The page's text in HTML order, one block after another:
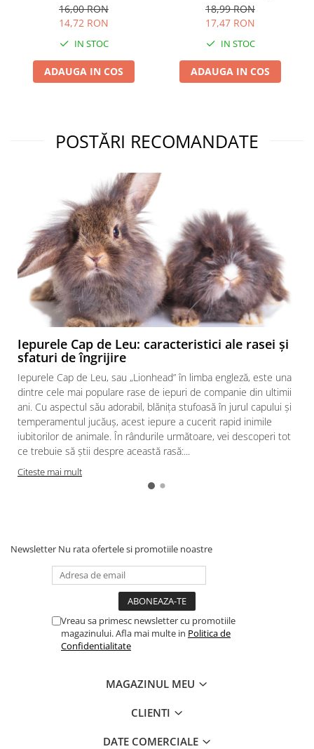
16,00 RON
14,72 RON
IN STOC
ADAUGA IN COS
18,99 RON
17,47 RON
IN STOC
ADAUGA IN COS
POSTĂRI RECOMANDATE
Iepurele Cap de Leu: caracteristici ale rasei și
sfaturi de îngrijire
Iepurele Cap de Leu, sau „Lionhead” în limba engleză, este una
dintre cele mai populare rase de iepuri de companie din ultimii
ani. Cu aspectul său adorabil, blănița stufoasă în jurul capului și
temperamentul jucăuș, acest iepure a cucerit rapid inimile
iubitorilor de animale. În rândurile următoare, vei descoperi tot
ce trebuie să știi despre această rasă:...
Citeste mai mult
Newsletter Nu rata ofertele si promotiile noastre
Vreau sa primesc newsletter cu promotiile
magazinului. Afla mai multe in Politica de
Confidentialitate
MAGAZINUL MEU
CLIENTI
DATE COMERCIALE